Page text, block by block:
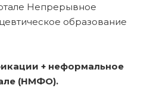
Непрерывное
образование
+ неформальное
(НМФО).